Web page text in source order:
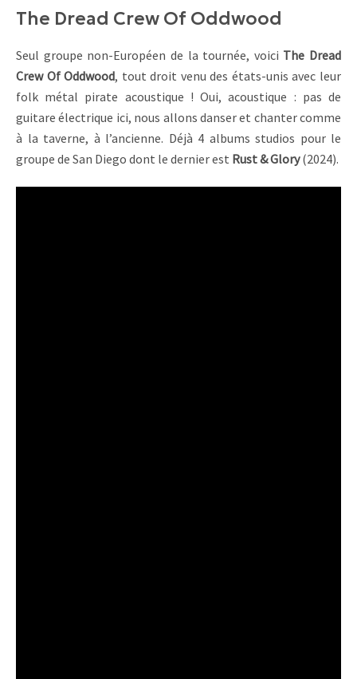
The Dread Crew Of Oddwood
Seul groupe non-Européen de la tournée, voici The Dread
Crew Of Oddwood, tout droit venu des états-unis avec leur
folk métal pirate acoustique ! Oui, acoustique : pas de
guitare électrique ici, nous allons danser et chanter comme
à la taverne, à l’ancienne. Déjà 4 albums studios pour le
groupe de San Diego dont le dernier est Rust & Glory(2024).